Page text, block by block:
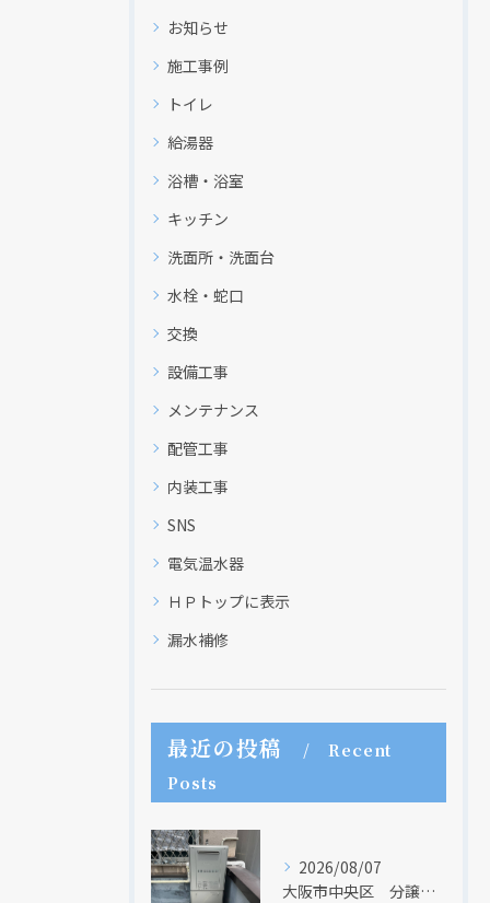
お知らせ
施工事例
トイレ
給湯器
浴槽・浴室
キッチン
洗面所・洗面台
水栓・蛇口
交換
設備工事
メンテナンス
配管工事
内装工事
SNS
電気温水器
ＨＰトップに表示
漏水補修
最近の投稿
Recent
Posts
2026/08/07
大阪市中央区 分譲マンションの給湯器取替リフォーム工事 UV除菌機能搭載給湯器
現在、新聞に入っている折込チラシです。
クリックでチラシのページにジャンプします
現在、新聞に入っている折込チラシです。
クリックでチラシのページにジャンプします